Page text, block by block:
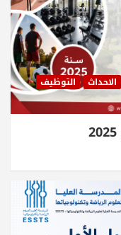
الاحداث
التوظيف